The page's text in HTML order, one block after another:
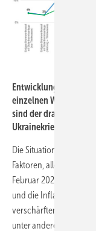
Entwicklung der
einzelnen
sind der drastische
Ukrainekrieg sowie
Die Situation
Faktoren, allen voran
Februar 2022. Dadurch
und die Inflation
verschärften sich die
unter anderem